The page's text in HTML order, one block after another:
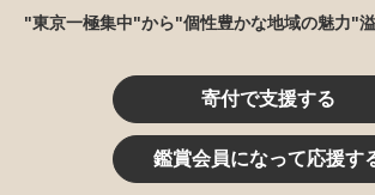
"東京一極集中"から"個性豊かな地域の魅力"
寄付で支援する
鑑賞会員になって応援す